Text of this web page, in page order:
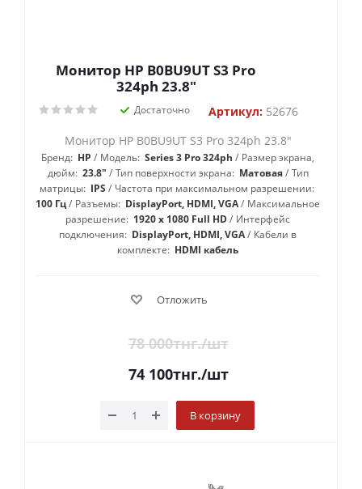
Монитор HP B0BU9UT S3 Pro
324ph 23.8"
Достаточно Артикул: 52676
Монитор HP B0BU9UT S3 Pro 324ph 23.8"
Бренд: HP Модель: Series 3 Pro 324ph
Размер экрана,
дюйм: 23.8" Тип поверхности экрана: Матовая
Тип
матрицы: IPS
Частота при максимальном разрешении:
100 Гц
Разъемы: DisplayPort, HDMI, VGA
Максимальное
разрешение: 1920 x 1080 Full HD
Интерфейс
подключения: DisplayPort, HDMI, VGA
Кабели в
комплекте: HDMI кабель
Отложить
78 000тнг./шт
74 100тнг./шт
В корзину